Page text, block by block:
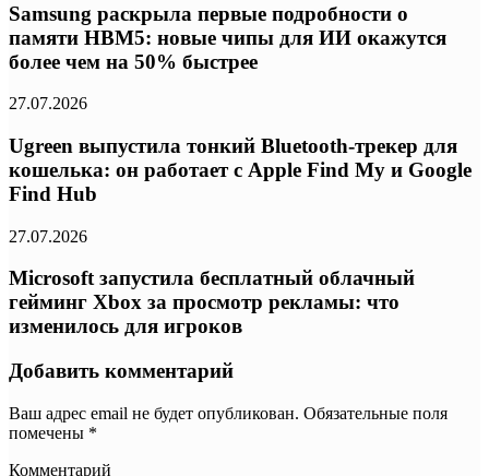
Samsung раскрыла первые подробности о
памяти HBM5: новые чипы для ИИ окажутся
более чем на 50% быстрее
27.07.2026
Ugreen выпустила тонкий Bluetooth-трекер для
кошелька: он работает с Apple Find My и Google
Find Hub
27.07.2026
Microsoft запустила бесплатный облачный
гейминг Xbox за просмотр рекламы: что
изменилось для игроков
Добавить комментарий
Ваш адрес email не будет опубликован. Обязательные поля
помечены *
Комментарий